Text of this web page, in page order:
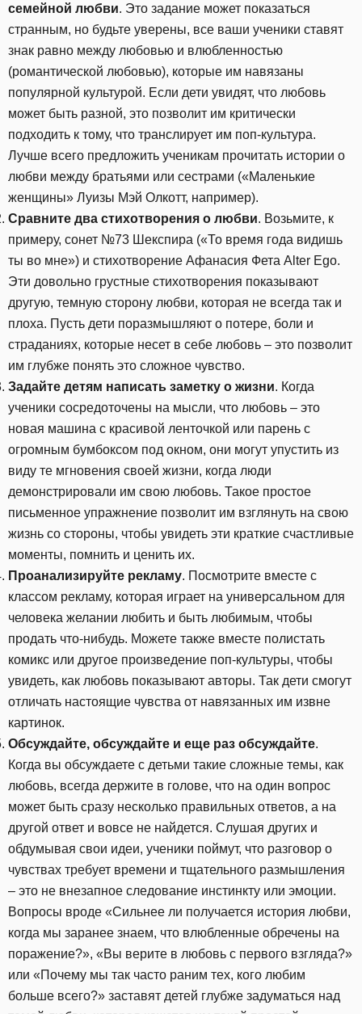
семейной любви. Это задание может показаться
странным, но будьте уверены, все ваши ученики ставят
знак равно между любовью и влюбленностью
(романтической любовью), которые им навязаны
популярной культурой. Если дети увидят, что любовь
может быть разной, это позволит им критически
подходить к тому, что транслирует им поп-культура.
Лучше всего предложить ученикам прочитать истории о
любви между братьями или сестрами («Маленькие
женщины» Луизы Мэй Олкотт, например).
Сравните два стихотворения о любви. Возьмите, к
примеру, сонет №73 Шекспира («То время года видишь
ты во мне») и стихотворение Афанасия Фета Alter Ego.
Эти довольно грустные стихотворения показывают
другую, темную сторону любви, которая не всегда так и
плоха. Пусть дети поразмышляют о потере, боли и
страданиях, которые несет в себе любовь – это позволит
им глубже понять это сложное чувство.
Задайте детям написать заметку о жизни. Когда
ученики сосредоточены на мысли, что любовь – это
новая машина с красивой ленточкой или парень с
огромным бумбоксом под окном, они могут упустить из
виду те мгновения своей жизни, когда люди
демонстрировали им свою любовь. Такое простое
письменное упражнение позволит им взглянуть на свою
жизнь со стороны, чтобы увидеть эти краткие счастливые
моменты, помнить и ценить их.
Проанализируйте рекламу. Посмотрите вместе с
классом рекламу, которая играет на универсальном для
человека желании любить и быть любимым, чтобы
продать что-нибудь. Можете также вместе полистать
комикс или другое произведение поп-культуры, чтобы
увидеть, как любовь показывают авторы. Так дети смогут
отличать настоящие чувства от навязанных им извне
картинок.
Обсуждайте, обсуждайте и еще раз обсуждайте.
Когда вы обсуждаете с детьми такие сложные темы, как
любовь, всегда держите в голове, что на один вопрос
может быть сразу несколько правильных ответов, а на
другой ответ и вовсе не найдется. Слушая других и
обдумывая свои идеи, ученики поймут, что разговор о
чувствах требует времени и тщательного размышления
– это не внезапное следование инстинкту или эмоции.
Вопросы вроде «Сильнее ли получается история любви,
когда мы заранее знаем, что влюбленные обречены на
поражение?», «Вы верите в любовь с первого взгляда?»
или «Почему мы так часто раним тех, кого любим
больше всего?» заставят детей глубже задуматься над